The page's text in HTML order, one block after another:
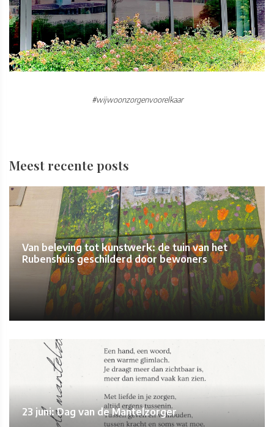
#wijwoonzorgenvoorelkaar
Meest recente posts
Van beleving tot kunstwerk: de tuin van het
Rubenshuis geschilderd door bewoners
23 juni: Dag van de Mantelzorger